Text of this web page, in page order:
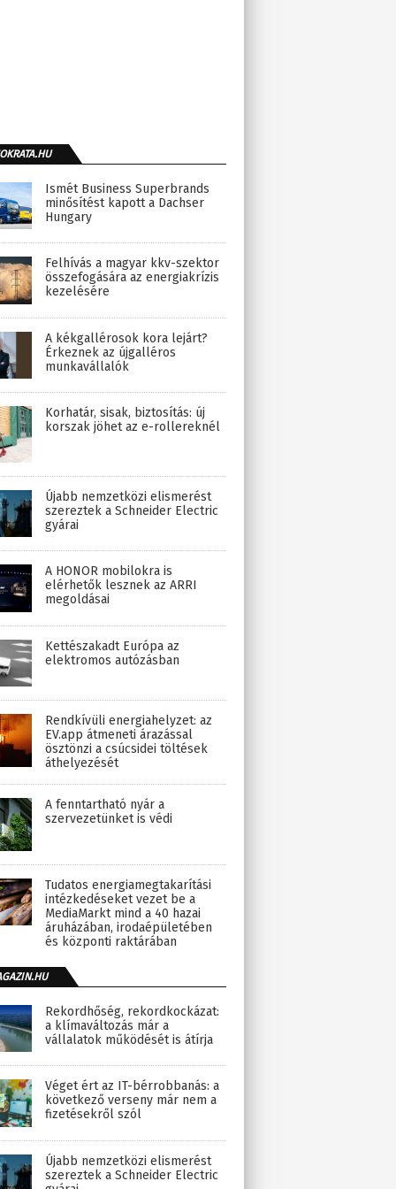
Ismét Business Superbrands
minősítést kapott a Dachser
Hungary
Felhívás a magyar kkv-szektor
összefogására az energiakrízis
kezelésére
A kékgallérosok kora lejárt?
Érkeznek az újgalléros
munkavállalók
Korhatár, sisak, biztosítás: új
korszak jöhet az e-rollereknél
Újabb nemzetközi elismerést
szereztek a Schneider Electric
gyárai
A HONOR mobilokra is
elérhetők lesznek az ARRI
megoldásai
Kettészakadt Európa az
elektromos autózásban
Rendkívüli energiahelyzet: az
EV.app átmeneti árazással
ösztönzi a csúcsidei töltések
áthelyezését
A fenntartható nyár a
szervezetünket is védi
Tudatos energiamegtakarítási
intézkedéseket vezet be a
MediaMarkt mind a 40 hazai
áruházában, irodaépületében
és központi raktárában
Rekordhőség, rekordkockázat:
a klímaváltozás már a
vállalatok működését is átírja
Véget ért az IT-bérrobbanás: a
következő verseny már nem a
fizetésekről szól
Újabb nemzetközi elismerést
szereztek a Schneider Electric